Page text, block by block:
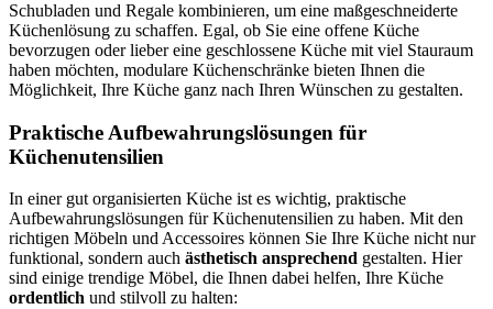
Schubladen und Regale kombinieren, um eine maßgeschneiderte
Küchenlösung zu schaffen. Egal, ob Sie eine offene Küche
bevorzugen oder lieber eine geschlossene Küche mit viel Stauraum
haben möchten, modulare Küchenschränke bieten Ihnen die
Möglichkeit, Ihre Küche ganz nach Ihren Wünschen zu gestalten.
Praktische Aufbewahrungslösungen für
Küchenutensilien
In einer gut organisierten Küche ist es wichtig, praktische
Aufbewahrungslösungen für Küchenutensilien zu haben. Mit den
richtigen Möbeln und Accessoires können Sie Ihre Küche nicht nur
funktional, sondern auch ästhetisch ansprechend gestalten. Hier
sind einige trendige Möbel, die Ihnen dabei helfen, Ihre Küche
ordentlich und stilvoll zu halten: